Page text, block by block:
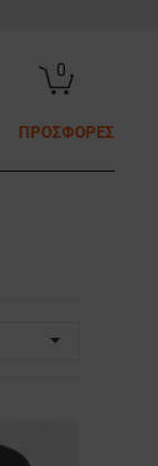
0
ΠΡΟΣΦΟΡΕΣ
